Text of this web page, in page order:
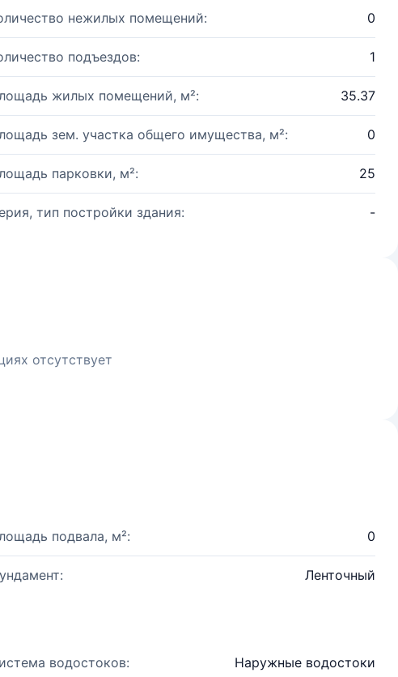
нежилых помещений: 0
подъездов: 1
жилых помещений, м²: 35.37
зем. участка общего имущества, м²: 0
парковки, м²: 25
тип постройки здания: -
отсутствует
подвала, м²: 0
Ленточный
водостоков: Наружные водостоки